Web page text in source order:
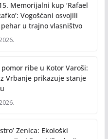
Memorijalni kup ‘Rafael
Vogošćani osvojili
u trajno vlasništvo
ribe u Kotor Varoši:
Vrbanje prikazuje stanje
Zenica: Ekološki